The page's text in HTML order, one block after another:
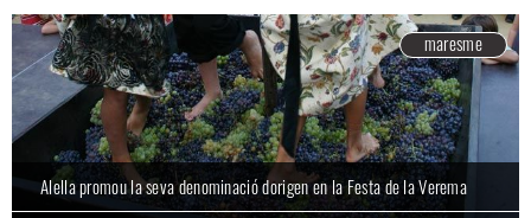
maresme
maresme
maresme
Alella promou la seva denominació dorigen en la Festa de la Verema